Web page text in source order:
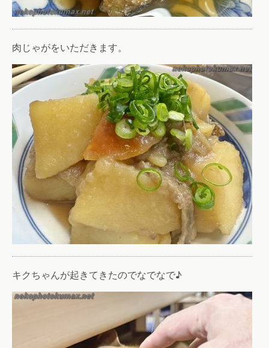
肉じゃがをいただきます。
キクちゃんが起きてきたのでなでなで♪